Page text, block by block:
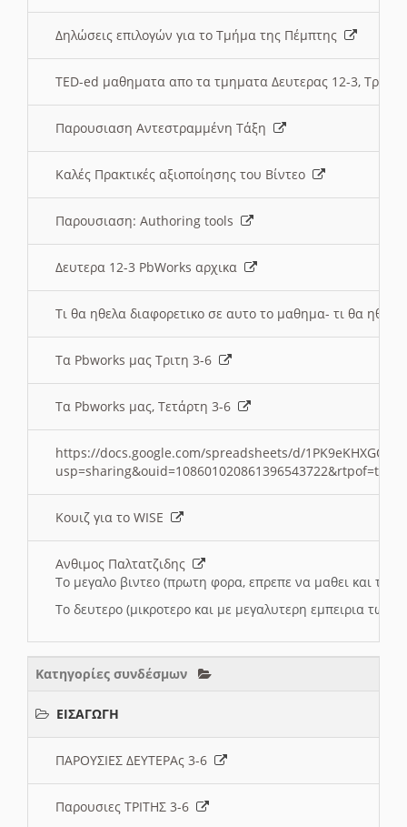
Δηλώσεις επιλογών για το Τμήμα της Πέμπτης
TED-ed μαθηματα απο τα τμηματα Δευτερας 12-3,
Παρουσιαση Αντεστραμμένη Τάξη
Καλές Πρακτικές αξιοποίησης του Βίντεο
Παρουσιαση: Authoring tools
Δευτερα 12-3 PbWorks αρχικα
Τι θα ηθελα διαφορετικο σε αυτο το μαθημα- τι θα
Τα Pbworks μας Τριτη 3-6
Τα Pbworks μας, Τετάρτη 3-6
https://docs.google.com/spreadsheets/d/
Κουιζ για το WISE
Ανθιμος Παλτατζιδης
Το μεγαλο βιντεο (πρωτη φορα, επρεπε να μαθει και το
Το δευτερο (μικροτερο και με μεγαλυτερη εμπειρια
Κατηγορίες συνδέσμων
ΕΙΣΑΓΩΓΗ
ΠΑΡΟΥΣΙΕΣ ΔΕΥΤΕΡΑς 3-6
Παρουσιες ΤΡΙΤΗΣ 3-6